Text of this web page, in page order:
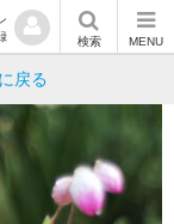
検索 MENU
戻る